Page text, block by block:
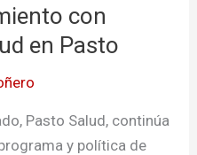
con
en Pasto
Pasto Salud, continúa
y política de